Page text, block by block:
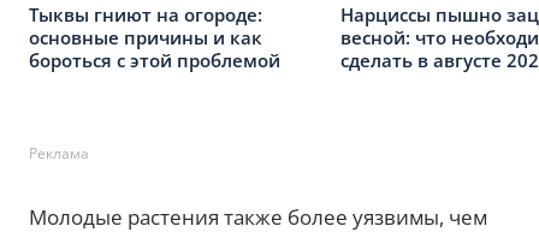
Тыквы гниют на огороде:
основные причины и как
бороться с этой проблемой
Нарциссы пышно
весной: что
сделать в августе
Реклама
Молодые растения также более уязвимы, чем